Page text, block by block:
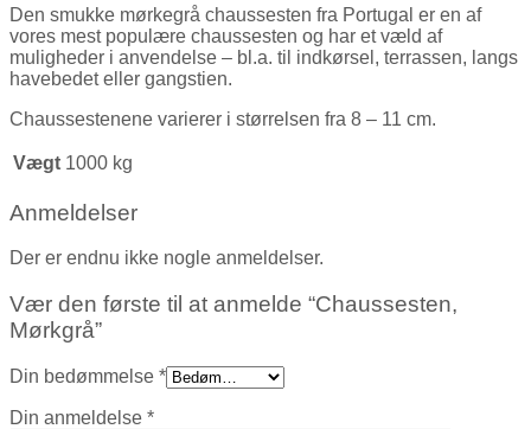
Den smukke mørkegrå chaussesten fra Portugal er en af
vores mest populære chaussesten og har et væld af
muligheder i anvendelse – bl.a. til indkørsel, terrassen, langs
havebedet eller gangstien.
Chaussestenene varierer i størrelsen fra 8 – 11 cm.
Vægt 1000 kg
Anmeldelser
Der er endnu ikke nogle anmeldelser.
Vær den første til at anmelde “Chaussesten,
Mørkgrå”
Din bedømmelse *
Din anmeldelse *